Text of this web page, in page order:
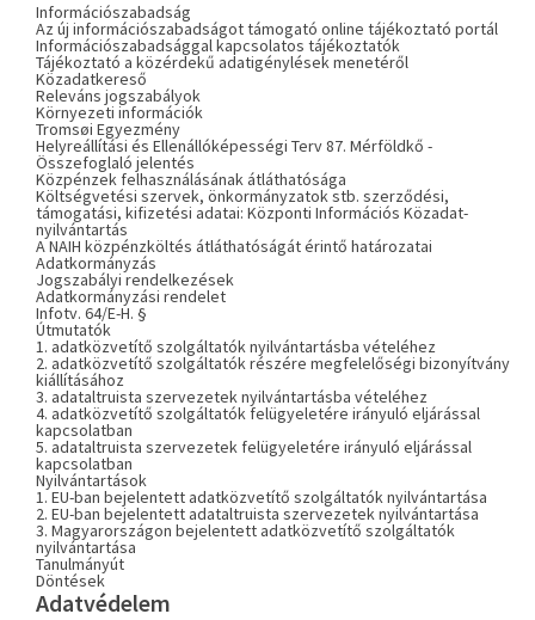
Információszabadság
Az új információszabadságot támogató online tájékoztató portál
Információszabadsággal kapcsolatos tájékoztatók
Tájékoztató a közérdekű adatigénylések menetéről
Közadatkereső
Releváns jogszabályok
Környezeti információk
Tromsøi Egyezmény
Helyreállítási és Ellenállóképességi Terv 87. Mérföldkő -
Összefoglaló jelentés
Közpénzek felhasználásának átláthatósága
Költségvetési szervek, önkormányzatok stb. szerződési,
támogatási, kifizetési adatai: Központi Információs Közadat-
nyilvántartás
A NAIH közpénzköltés átláthatóságát érintő határozatai
Adatkormányzás
Jogszabályi rendelkezések
Adatkormányzási rendelet
Infotv. 64/E-H. §
Útmutatók
1. adatközvetítő szolgáltatók nyilvántartásba vételéhez
2. adatközvetítő szolgáltatók részére megfelelőségi bizonyítvány
kiállításához
3. adataltruista szervezetek nyilvántartásba vételéhez
4. adatközvetítő szolgáltatók felügyeletére irányuló eljárással
kapcsolatban
5. adataltruista szervezetek felügyeletére irányuló eljárással
kapcsolatban
Nyilvántartások
1. EU-ban bejelentett adatközvetítő szolgáltatók nyilvántartása
2. EU-ban bejelentett adataltruista szervezetek nyilvántartása
3. Magyarországon bejelentett adatközvetítő szolgáltatók
nyilvántartása
Tanulmányút
Döntések
Adatvédelem